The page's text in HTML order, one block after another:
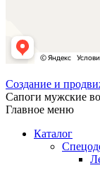
Создание и
Сапоги мужские
Главное меню
Каталог